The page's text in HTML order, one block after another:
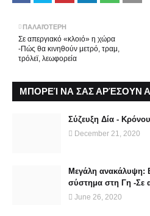
ΠΑΛΑΙΌΤΕΡΗ
Σε απεργιακό «κλοιό» η χώρα
-Πώς θα κινηθούν μετρό, τραμ,
τρόλεϊ, λεωφορεία
ΜΠΟΡΕΊ ΝΑ ΣΑΣ ΑΡΈΣΟΥΝ
Σύζευξη Δία - Κρόνου
December 21, 2020
Μεγάλη ανακάλυψη:
σύστημα στη Γη -Σε
June 26, 2020